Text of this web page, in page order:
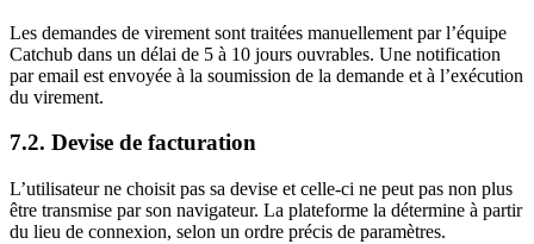
Les demandes de virement sont traitées manuellement par l’équipe
Catchub dans un délai de 5 à 10 jours ouvrables. Une notification
par email est envoyée à la soumission de la demande et à l’exécution
du virement.
7.2. Devise de facturation
L’utilisateur ne choisit pas sa devise et celle-ci ne peut pas non plus
être transmise par son navigateur. La plateforme la détermine à partir
du lieu de connexion, selon un ordre précis de paramètres.